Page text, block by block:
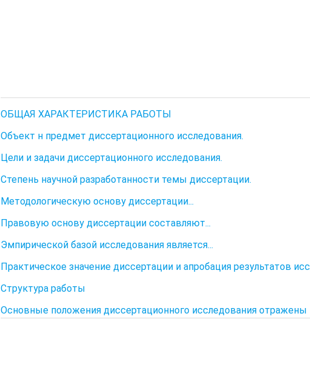
ОБЩАЯ ХАРАКТЕРИСТИКА РАБОТЫ
Объект н предмет диссертационного исследования.
Цели и задачи диссертационного исследования.
Степень научной разработанности темы диссертации.
Методологическую основу диссертации...
Правовую основу диссертации составляют...
Эмпирической базой исследования является...
Практическое значение диссертации и апробация результатов
Структура работы
Основные положения диссертационного исследования